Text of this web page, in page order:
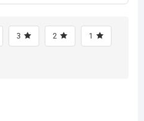
3 2 1